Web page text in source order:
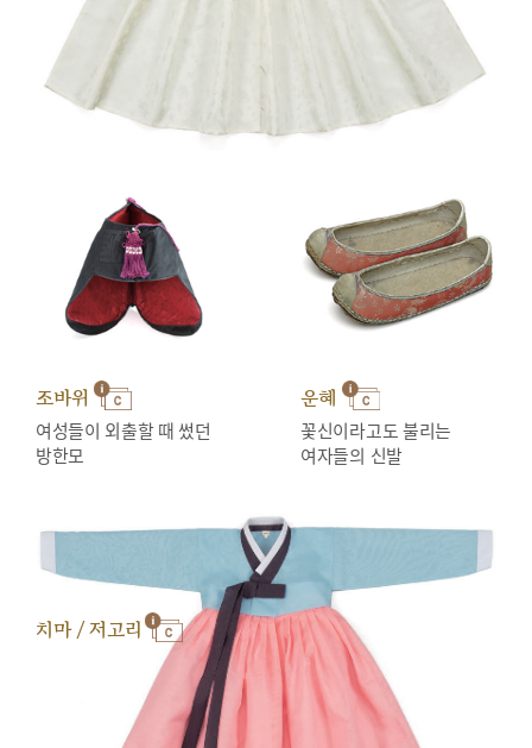
조바위
여성들이 외출할 때 썼던
방한모
운혜
꽃신이라고도 불리는
여자들의 신발
치마 / 저고리